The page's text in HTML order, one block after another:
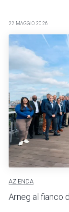
22 MAGGIO 2026
AZIENDA
Arneg al fianco